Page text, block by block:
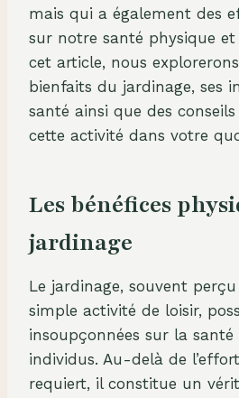
mais qui a également des
sur notre santé physique et
cet article, nous
bienfaits du jardinage, ses
santé ainsi que des
cette activité dans votre
Les bénéfices
jardinage
Le jardinage, souvent
simple activité de loisir,
insoupçonnées sur la
individus. Au-delà de
requiert, il constitue un